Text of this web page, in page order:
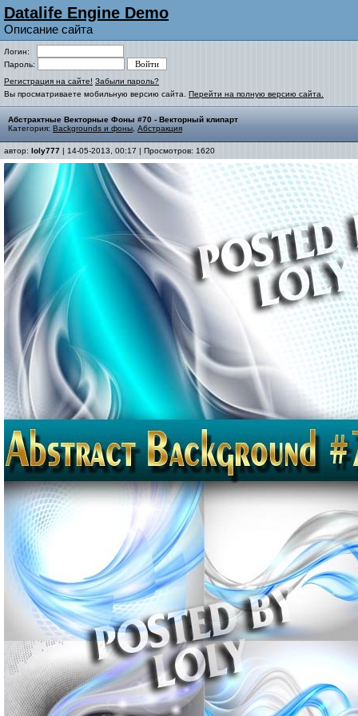
Datalife Engine Demo
Описание сайта
Логин:
Пароль:
Регистрация на сайте! Забыли пароль?
Вы просматриваете мобильную версию сайта. Перейти на полную версию сайта.
Абстрактные Векторные Фоны #70 - Векторный клипарт
Категория: Backgrounds и фоны Абстракция
автор: loly777 | 14-05-2013, 00:17 | Просмотров: 1620